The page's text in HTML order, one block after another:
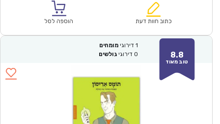
₪64.00.
הוא:
כתוב חוות דעת הוספה לסל
8.8
טוב מאוד
1 דירוגי מומחים
0 דירוגי גולשים